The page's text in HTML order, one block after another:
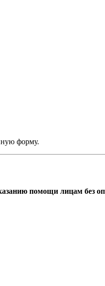
форму.
помощи лицам без